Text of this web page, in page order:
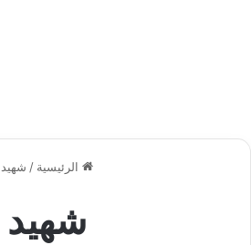
الرئيسية / شهيد
شهيد